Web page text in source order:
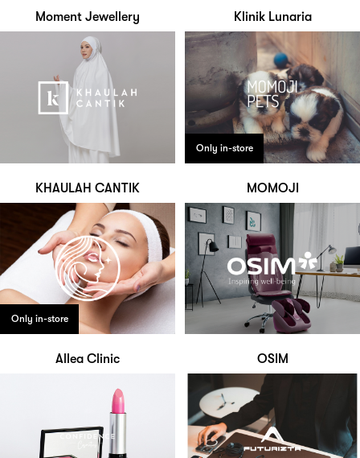
Moment Jewellery Klinik Lunaria
KHAULAH CANTIK
Only in-store
MOMOJI
Only in-store
Allea Clinic OSIM